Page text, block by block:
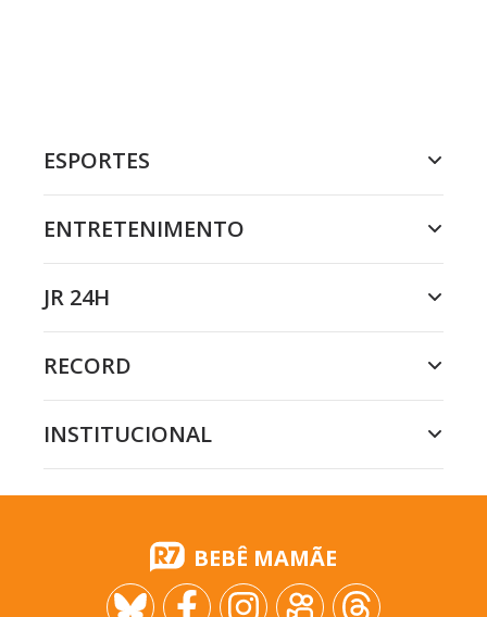
ESPORTES
ENTRETENIMENTO
JR 24H
RECORD
INSTITUCIONAL
BEBÊ MAMÃE